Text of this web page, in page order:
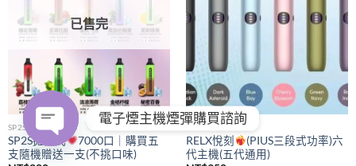
已售完
SP2S
SP2S拋棄式
7000口｜購買五
支隨機贈送一支(不挑口味)
RELX
RELX悅刻
(PIUS三段式功率)六
代主機(五代通用)
電子煙主機煙彈購買諮詢
OPEN